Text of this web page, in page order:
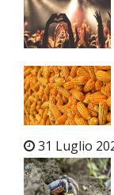
31 Luglio